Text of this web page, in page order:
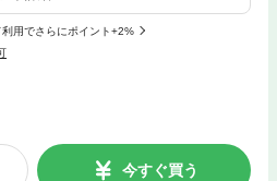
用でさらにポイント+2%
今すぐ買う